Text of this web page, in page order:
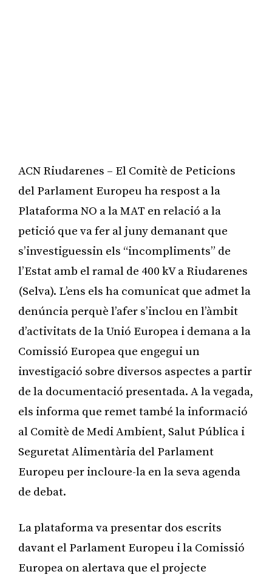
ACN Riudarenes – El Comitè de Peticions
del Parlament Europeu ha respost a la
Plataforma NO a la MAT en relació a la
petició que va fer al juny demanant que
s’investiguessin els “incompliments” de
l’Estat amb el ramal de 400 kV a Riudarenes
(Selva). L’ens els ha comunicat que admet la
denúncia perquè l’afer s’inclou en l’àmbit
d’activitats de la Unió Europea i demana a la
Comissió Europea que engegui un
investigació sobre diversos aspectes a partir
de la documentació presentada. A la vegada,
els informa que remet també la informació
al Comitè de Medi Ambient, Salut Pública i
Seguretat Alimentària del Parlament
Europeu per incloure-la en la seva agenda
de debat.
La plataforma va presentar dos escrits
davant el Parlament Europeu i la Comissió
Europea on alertava que el projecte